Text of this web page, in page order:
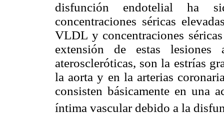
disfunción endotelial ha
concentraciones séricas
VLDL y concentraciones
extensión de estas lesiones
ateroscleróticas, son la estrías
la aorta y en la arterias
consisten básicamente en una
íntima vascular debido a la